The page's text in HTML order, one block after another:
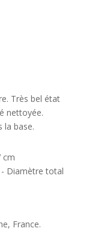
Très bel état
nettoyée.
la base.
cm
Diamètre total
France.